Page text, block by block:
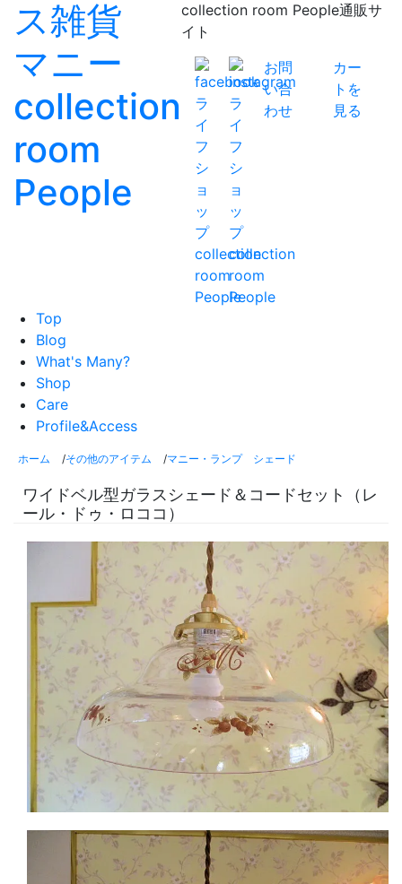
collection room People通販サ
イト
お問
い合
わせ
カー
トを
見る
Top
Blog
What's Many?
Shop
Care
Profile&Access
ホーム /その他のアイテム /マニー・ランプ シェード
ワイドベル型ガラスシェード＆コードセット（レ
ール・ドゥ・ロココ）